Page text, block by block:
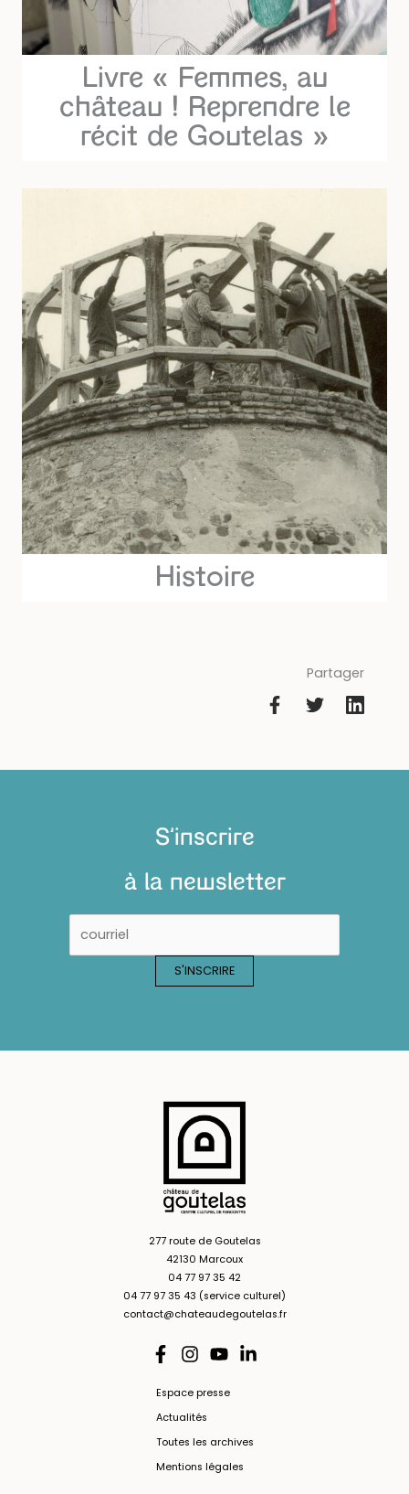
Livre « Femmes, au
château ! Reprendre le
récit de Goutelas »
Histoire
Partager
S'inscrire
à la newsletter
277 route de Goutelas
42130 Marcoux
04 77 97 35 42
04 77 97 35 43 (service culturel)
contact@chateaudegoutelas.fr
Espace presse
Actualités
Toutes les archives
Mentions légales